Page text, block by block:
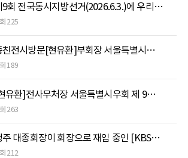
선거(2026.6.3.)에 우리 현(玄)씨 종친 현근택, 현기종, 현경주 세 분이 출마하셨습니다.
225
문[현유환]부회장 서울특별시우회 제 9회 서화동우회전시
189
사무처장 서울특별시우회 제 9회 서화동우회전시 초대
263
이 회장으로 재임 중인 [KBS프로듀서클럽] '제19회 한가람상' 시상식
212